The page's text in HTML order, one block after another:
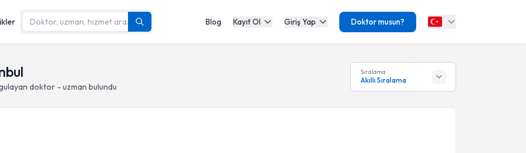
Blog Kayıt Ol Giriş Yap Doktor musun?
doktor - uzman bulundu
Sıralama
Akıllı Sıralama